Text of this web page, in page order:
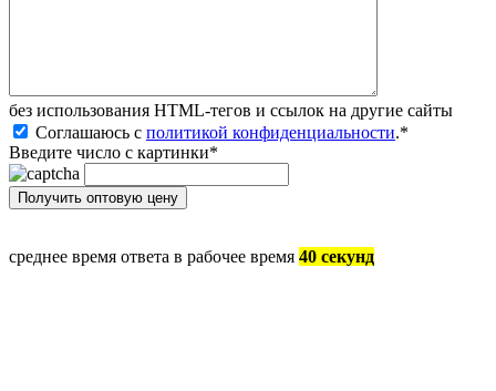
без иcпользования HTML-тегов и ссылок на другие сайты
Соглашаюсь с политикой конфиденциальности.*
Введите число с картинки*
среднее время ответа в рабочее время 40 секунд